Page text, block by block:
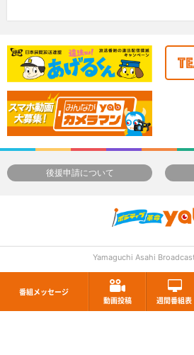
番組メッセージ
動画投稿
週間番組表
後援申請について
Yamaguchi Asahi